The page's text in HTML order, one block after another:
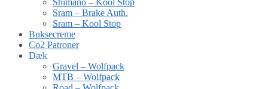
Shimano – Kool Stop
Sram – Brake Auth.
Sram – Kool Stop
Buksecreme
Co2 Patroner
Dæk
Gravel – Wolfpack
MTB – Wolfpack